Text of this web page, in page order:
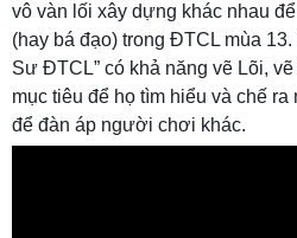
vô vàn lối xây dựng khác nhau
(hay bá đạo) trong ĐTCL mùa
Sư ĐTCL” có khả năng vẽ Lõi,
mục tiêu để họ tìm hiểu và chế
để đàn áp người chơi khác.